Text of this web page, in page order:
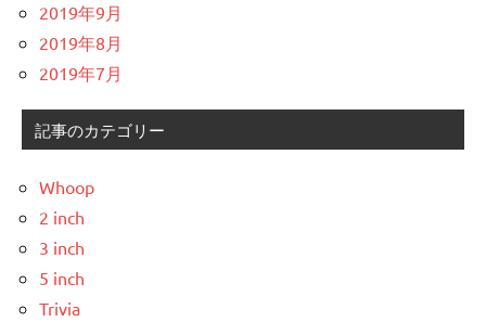
2019年9月
2019年8月
2019年7月
記事のカテゴリー
Whoop
2 inch
3 inch
5 inch
Trivia